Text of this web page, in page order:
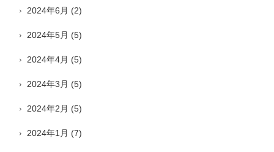
2024年6月 (2)
2024年5月 (5)
2024年4月 (5)
2024年3月 (5)
2024年2月 (5)
2024年1月 (7)